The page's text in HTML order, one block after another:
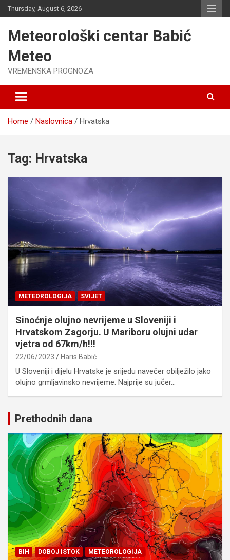
Skip
to
Thursday, August 6, 2026
Meteorološki centar Babić
Meteo
VREMENSKA PROGNOZA
Home Naslovnica Hrvatska
Tag: Hrvatska
METEOROLOGIJA SVIJET
Sinoćnje olujno nevrijeme u Sloveniji i
Hrvatskom Zagorju. U Mariboru olujni udar
vjetra od 67km/h!!!
22/06/2023 Haris Babić
U Sloveniji i dijelu Hrvatske je srijedu navečer obilježilo jako
olujno grmljavinsko nevrijeme. Najprije su jučer…
Prethodnih dana
BIH DOBOJ ISTOK METEOROLOGIJA